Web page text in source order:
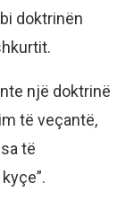
doktrinën
një doktrinë
të veçantë,
të